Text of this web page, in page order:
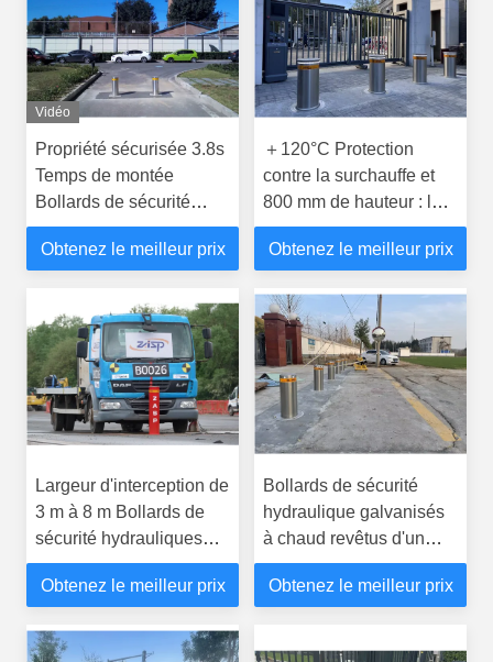
Vidéo
Propriété sécurisée 3.8s
Temps de montée
Bollards de sécurité
hydrauliques avec
lumière LED
Obtenez le meilleur prix
＋120°C Protection
contre la surchauffe et
800 mm de hauteur : la
combinaison parfaite
pour la sécurité des
Obtenez le meilleur prix
Largeur d'interception de
3 m à 8 m Bollards de
sécurité hydrauliques
avec IP68 Construction
en acier inoxydable
du trafic
Obtenez le meilleur prix
Bollards de sécurité
hydraulique galvanisés
à chaud revêtus d'un
revêtement de
puissance robuste
Obtenez le meilleur prix